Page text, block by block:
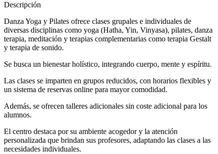
Descripción
Danza Yoga y Pilates ofrece clases grupales e individuales de
diversas disciplinas como yoga (Hatha, Yin, Vinyasa), pilates, danza
terapia, meditación y terapias complementarias como terapia Gestalt
y terapia de sonido.
Se busca un bienestar holístico, integrando cuerpo, mente y espíritu.
Las clases se imparten en grupos reducidos, con horarios flexibles y
un sistema de reservas online para mayor comodidad.
Además, se ofrecen talleres adicionales sin coste adicional para los
alumnos.
El centro destaca por su ambiente acogedor y la atención
personalizada que brindan sus profesores, adaptando las clases a las
necesidades individuales.